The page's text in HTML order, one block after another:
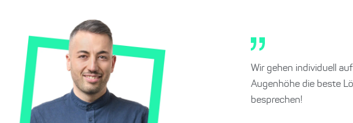
Wir gehen individuell
Augenhöhe die beste
besprechen!